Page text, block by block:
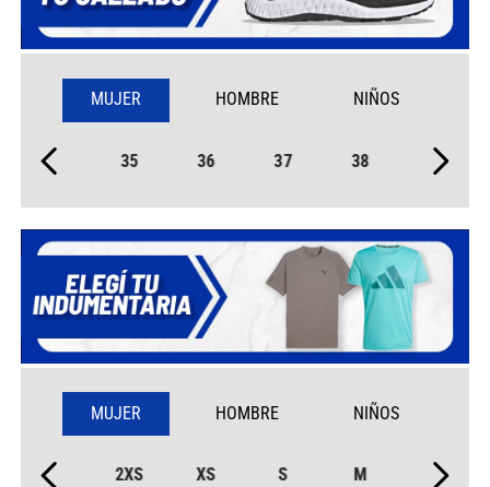
MUJER HOMBRE NIÑOS
35 36 37 38
MUJER HOMBRE NIÑOS
2XS XS S M